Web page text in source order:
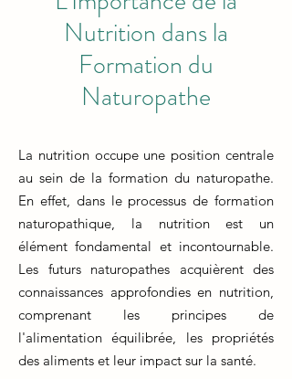
Nutrition dans la
Formation du
Naturopathe
La nutrition occupe une position centrale
au sein de la formation du naturopathe.
En effet, dans le processus de formation
naturopathique, la nutrition est un
élément fondamental et incontournable.
Les futurs naturopathes acquièrent des
connaissances approfondies en nutrition,
comprenant les principes de
l'alimentation équilibrée, les propriétés
des aliments et leur impact sur la santé.